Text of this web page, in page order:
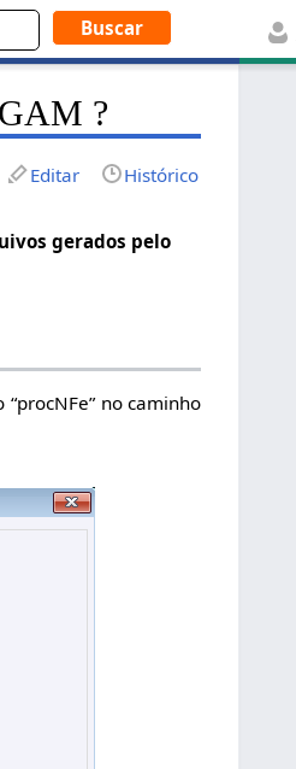
?
Editar Histórico
gerados pelo
no caminho